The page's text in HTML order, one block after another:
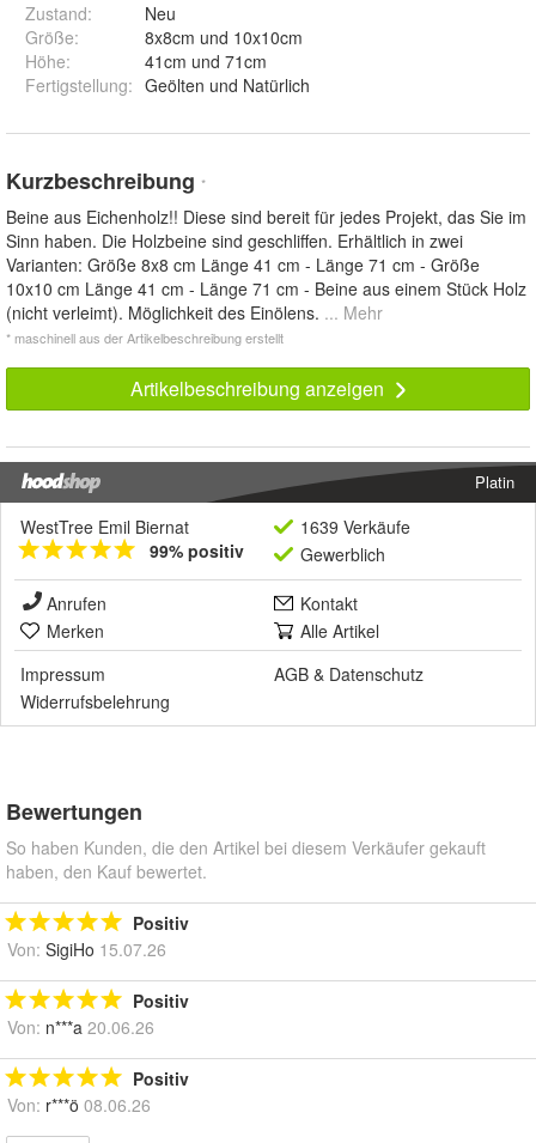
Zustand:
Neu
Größe:
8x8cm und 10x10cm
Höhe:
41cm und 71cm
Fertigstellung: Geölten und Natürlich
Kurzbeschreibung *
Beine aus Eichenholz!! Diese sind bereit für jedes Projekt, das Sie im
Sinn haben. Die Holzbeine sind geschliffen. Erhältlich in zwei
Varianten: Größe 8x8 cm Länge 41 cm - Länge 71 cm - Größe
10x10 cm Länge 41 cm - Länge 71 cm - Beine aus einem Stück Holz
(nicht verleimt). Möglichkeit des Einölens. ... Mehr
* maschinell aus der Artikelbeschreibung erstellt
Artikelbeschreibung anzeigen
Platin
WestTree Emil Biernat
99% positiv
1639 Verkäufe
Gewerblich
Anrufen
Kontakt
Merken
Alle Artikel
Impressum
AGB & Datenschutz
Widerrufsbelehrung
Bewertungen
So haben Kunden, die den Artikel bei diesem Verkäufer gekauft
haben, den Kauf bewertet.
Positiv
Von: SigiHo 15.07.26
Positiv
Von: n***a 20.06.26
Positiv
Von: r***ö 08.06.26